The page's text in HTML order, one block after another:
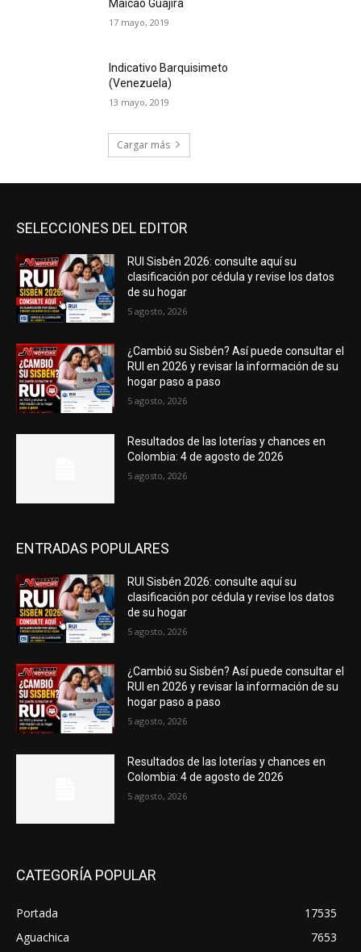
Maicao Guajira
17 mayo, 2019
Indicativo Barquisimeto
(Venezuela)
13 mayo, 2019
Cargar más
SELECCIONES DEL EDITOR
RUI Sisbén 2026: consulte aquí su
clasificación por cédula y revise los datos
de su hogar
5 agosto, 2026
¿Cambió su Sisbén? Así puede consultar el
RUI en 2026 y revisar la información de su
hogar paso a paso
5 agosto, 2026
Resultados de las loterías y chances en
Colombia: 4 de agosto de 2026
5 agosto, 2026
ENTRADAS POPULARES
RUI Sisbén 2026: consulte aquí su
clasificación por cédula y revise los datos
de su hogar
5 agosto, 2026
¿Cambió su Sisbén? Así puede consultar el
RUI en 2026 y revisar la información de su
hogar paso a paso
5 agosto, 2026
Resultados de las loterías y chances en
Colombia: 4 de agosto de 2026
5 agosto, 2026
CATEGORÍA POPULAR
Portada
17535
Aguachica
7653